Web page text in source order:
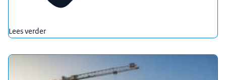
Lees verder